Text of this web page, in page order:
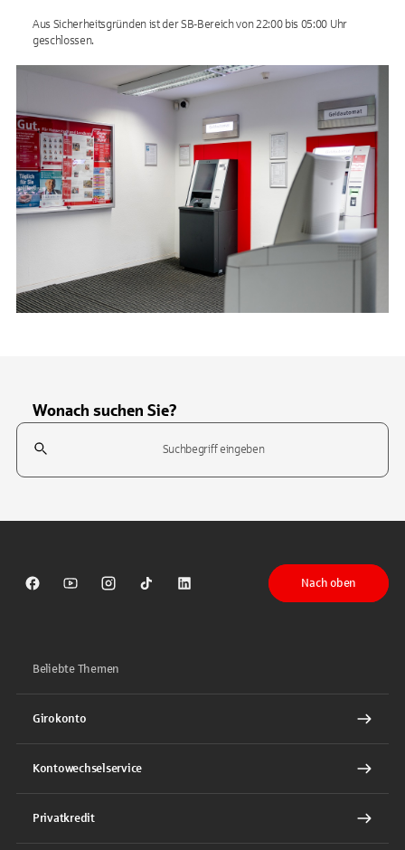
Aus Sicherheitsgründen ist der SB-Bereich von 22:00 bis 05:00 Uhr
geschlossen.
Wonach suchen Sie?
Suchfeld
Sparkasse auf Facebook
Sparkasse auf Youtube
Sparkasse auf Instagram
Sparkasse auf TikTok
Sparkasse auf LinkedIn
Nach oben
Beliebte Themen
Girokonto
Kontowechselservice
Privatkredit